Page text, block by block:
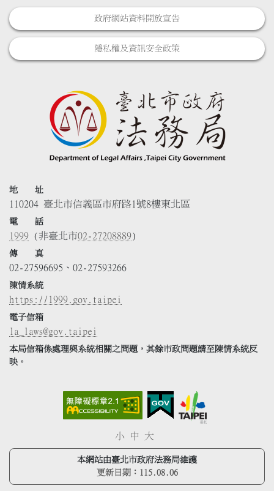
政府網站資料開放宣告
隱私權及資訊安全政策
地 址
110204 臺北市信義區市府路1號8樓東北區
電 話
1999 (非臺北市02-27208889)
傳 真
02-27596695、02-27593266
陳情系統
https://1999.gov.taipei
電子信箱
la_laws@gov.taipei
本局信箱係處理與系統相關之問題，其餘市政問題請至陳情系統反
映。
小 中 大
本網站由臺北市政府法務局維護
更新日期： 115.08.06